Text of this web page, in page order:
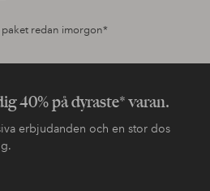
paket redan imorgon*
40% på dyraste* varan.
erbjudanden och en stor dos